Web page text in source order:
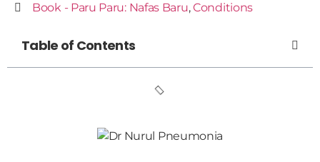
Book - Paru Paru: Nafas Baru,Conditions
Table of Contents